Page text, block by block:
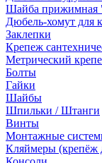
Шайба прижимная
Дюбель-хомут для
Заклепки
Крепеж
Метрический
Болты
Гайки
Шайбы
Шпильки / Штанги
Винты
Монтажные
Кляймеры (крепёж